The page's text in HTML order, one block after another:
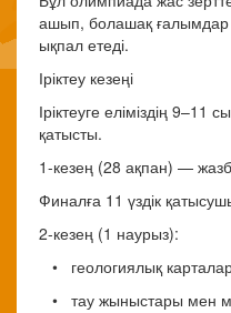
ашып, болашақ ғалымдар
ықпал етеді.
Іріктеу кезеңі
Іріктеуге еліміздің
қатысты.
1-кезең (28 ақпан) —
Финалға 11 үздік
2-кезең (1 наурыз):
• геологиялық
• тау жыныстары мен